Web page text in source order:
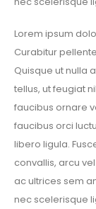
Lorem ipsum
Curabitur
Quisque ut nulla
tellus, ut feugiat
faucibus ornare
faucibus orci
libero ligula.
convallis, arcu
ac ultrices sem
nec scelerisque